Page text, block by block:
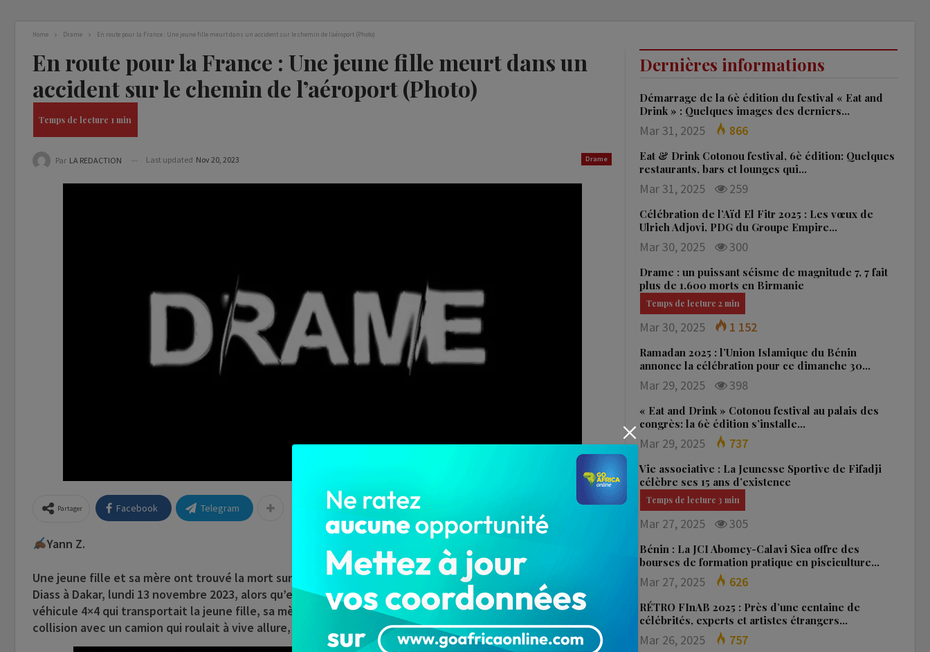
Home Drame En route pour la France : Une jeune fille meurt dans un accident sur le chemin de l’aéroport (Photo)
En route pour la France : Une jeune fille meurt dans un
accident sur le chemin de l’aéroport (Photo)
Drame
Par LA REDACTION Last updated Nov 20, 2023
3 646
Partager Facebook Telegram
Yann Z.
Une jeune fille et sa mère ont trouvé la mort sur le chemin de l’aéroport international Blaise Diagne de
Diass à Dakar, lundi 13 novembre 2023, alors qu’elle devrait s’envoler pour la France. Selon notre source, le
véhicule 4×4 qui transportait la jeune fille, sa mère, ses deux sœurs et leur chauffeur, était entré en
collision avec un camion qui roulait à vive allure, non loin du pont péage.
Dernières informations
Démarrage de la 6è édition du festival « Eat and
Drink » : Quelques images des derniers…
Mar 31, 2025 866
Eat & Drink Cotonou festival, 6è édition: Quelques
restaurants, bars et lounges qui…
Mar 31, 2025 259
Célébration de l’Aïd El Fitr 2025 : Les vœux de
Ulrich Adjovi, PDG du Groupe Empire…
Mar 30, 2025 300
Drame : un puissant séisme de magnitude 7, 7 fait
plus de 1.600 morts en Birmanie
Mar 30, 2025 1 152
Ramadan 2025 : l’Union Islamique du Bénin
annonce la célébration pour ce dimanche 30…
Mar 29, 2025 398
« Eat and Drink » Cotonou festival au palais des
congrès: la 6è édition s’installe…
Mar 29, 2025 737
Vie associative : La Jeunesse Sportive de Fifadji
célèbre ses 15 ans d’existence
Mar 27, 2025 305
Bénin : La JCI Abomey-Calavi Sica offre des
bourses de formation pratique en pisciculture…
Mar 27, 2025 626
RÉTRO FInAB 2025 : Près d’une centaine de
célébrités, experts et artistes étrangers…
Mar 26, 2025 757